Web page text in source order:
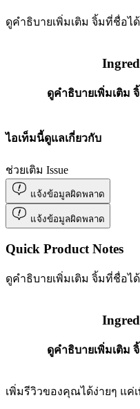
ดูคำธิบายเพิ่มเติม จิ้มที่ชื่อได้
ดูคำธิบายเพิ่มเติม
ไอเท็มนี้ดูแลเกี่ยวกับ
ช่วยเติม Issue
แจ้งข้อมูลผิดพลาด
แจ้งข้อมูลผิดพลาด
Quick Product Notes
ดูคำธิบายเพิ่มเติม จิ้มที่ชื่อได้
ดูคำธิบายเพิ่มเติม
เพิ่มรีวิวของคุณได้ง่ายๆ แค่